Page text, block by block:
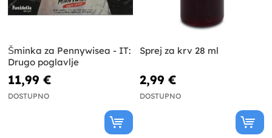
Šminka za Pennywisea - IT:
Drugo poglavlje
11,99 €
DOSTUPNO
Sprej za krv 28 ml
2,99 €
DOSTUPNO